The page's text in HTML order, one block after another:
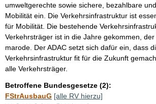
umweltgerechte sowie sichere, bezahlbare
Mobilität ein. Die Verkehrsinfrastruktur ist
für Mobilität. Die bestehende
Verkehrsträger ist in die Jahre gekommen,
marode. Der ADAC setzt sich dafür ein, dass
Verkehrsinfrastruktur fit für die Zukunft
alle Verkehrsträger.
Betroffene Bundesgesetze (2):
FStrAusbauG [alle RV hierzu]